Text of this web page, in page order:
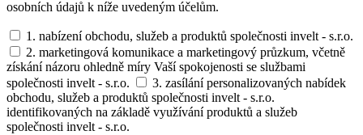
osobních údajů k níže uvedeným účelům.
1. nabízení obchodu, služeb a produktů společnosti invelt - s.r.o.
2. marketingová komunikace a marketingový průzkum, včetně
získání názoru ohledně míry Vaší spokojenosti se službami
společnosti invelt - s.r.o.
3. zasílání personalizovaných nabídek
obchodu, služeb a produktů společnosti invelt - s.r.o.
identifikovaných na základě využívání produktů a služeb
společnosti invelt - s.r.o.